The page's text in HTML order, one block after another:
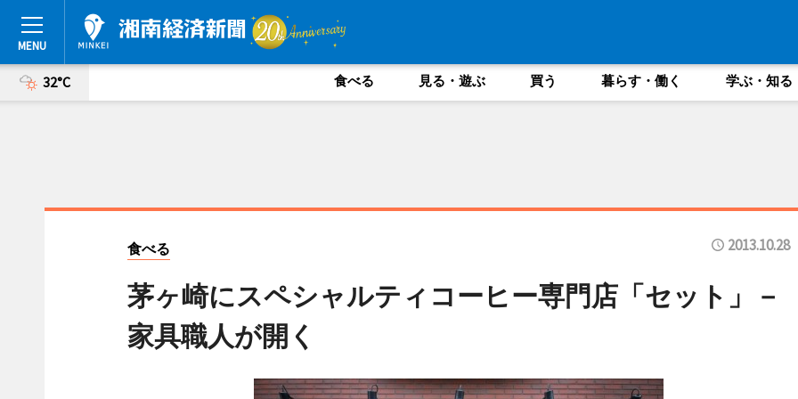
32°C 食べる 見る・遊ぶ 買う 暮らす・働く 学ぶ・知る
食べる 2013.10.28
茅ヶ崎にスペシャルティコーヒー専門店「セット」－
家具職人が開く